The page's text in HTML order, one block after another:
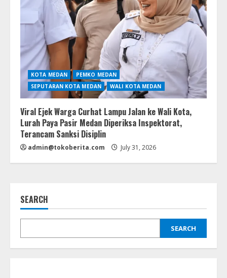
KOTA MEDAN
PEMKO MEDAN
SEPUTARAN KOTA MEDAN
WALI KOTA MEDAN
Viral Ejek Warga Curhat Lampu Jalan ke Wali Kota,
Lurah Paya Pasir Medan Diperiksa Inspektorat,
Terancam Sanksi Disiplin
admin@tokoberita.com July 31, 2026
SEARCH
SEARCH